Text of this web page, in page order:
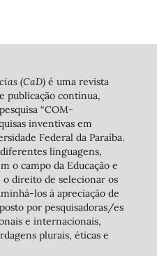
(CaD)é uma revista
publicação contínua,
“COM-
inventivas em
Federal da Paraíba.
linguagens,
o campo da Educação e
o direito de selecionar os
los à apreciação de
por pesquisadoras/es
e internacionais,
plurais, éticas e